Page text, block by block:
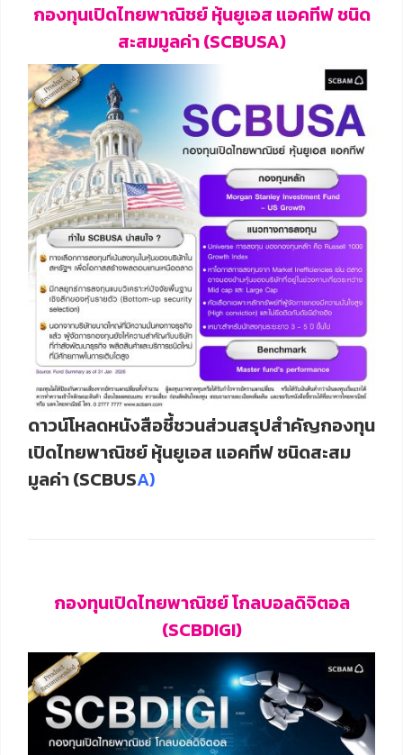
กองทุนเปิดไทยพาณิชย์ หุ้นยูเอส แอคทีฟ ชนิด
สะสมมูลค่า (SCBUSA)
ดาวน์โหลดหนังสือชี้ชวนส่วนสรุปสำคัญกองทุน
เปิดไทยพาณิชย์ หุ้นยูเอส แอคทีฟ ชนิดสะสม
มูลค่า (SCBUSA)
กองทุนเปิดไทยพาณิชย์ โกลบอลดิจิตอล
(SCBDIGI)